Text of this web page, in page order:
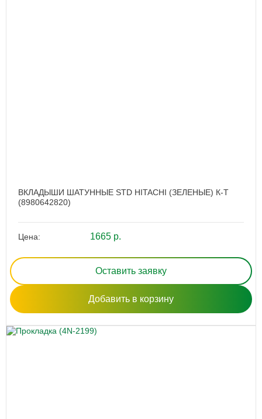
ВКЛАДЫШИ ШАТУННЫЕ STD HITACHI (ЗЕЛЕНЫЕ) К-Т
(8980642820)
Цена: 1665 р.
Оставить заявку
Добавить в корзину